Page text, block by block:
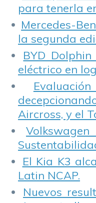
para tenerla
Mercedes-
la segunda
BYD
eléctrico en
Aircross, y el
El Kia K3
Latin NCAP.
Nuevos